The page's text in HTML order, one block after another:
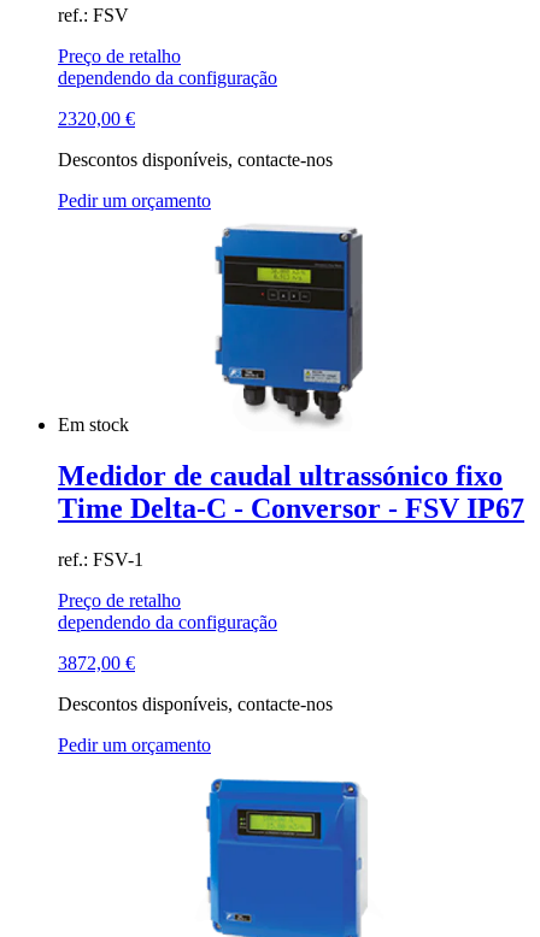
ref.: FSV
Preço de retalho
dependendo da configuração
2320,00 €
Descontos disponíveis, contacte-nos
Pedir um orçamento
Em stock
Medidor de caudal ultrassónico fixo
Time Delta-C - Conversor - FSV IP67
ref.: FSV-1
Preço de retalho
dependendo da configuração
3872,00 €
Descontos disponíveis, contacte-nos
Pedir um orçamento